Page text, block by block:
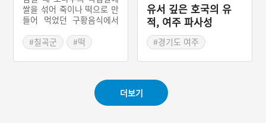
쌀을 섞어 죽이나 떡으로 만
들어 먹었던 구황음식에서
향토음식이다. 한방에서 송
기는 성질이 따스하고 단맛
을 지녀서 이것을 날것으로
통증과 쓰린 속에도 효과가
있다고 한다. 하지만 소나무
속껍질에는 섬유질이 질겨
#칠곡군
#떡
유서 깊은 호국의 유
적, 여주 파사성
#경기도 여주
더보기